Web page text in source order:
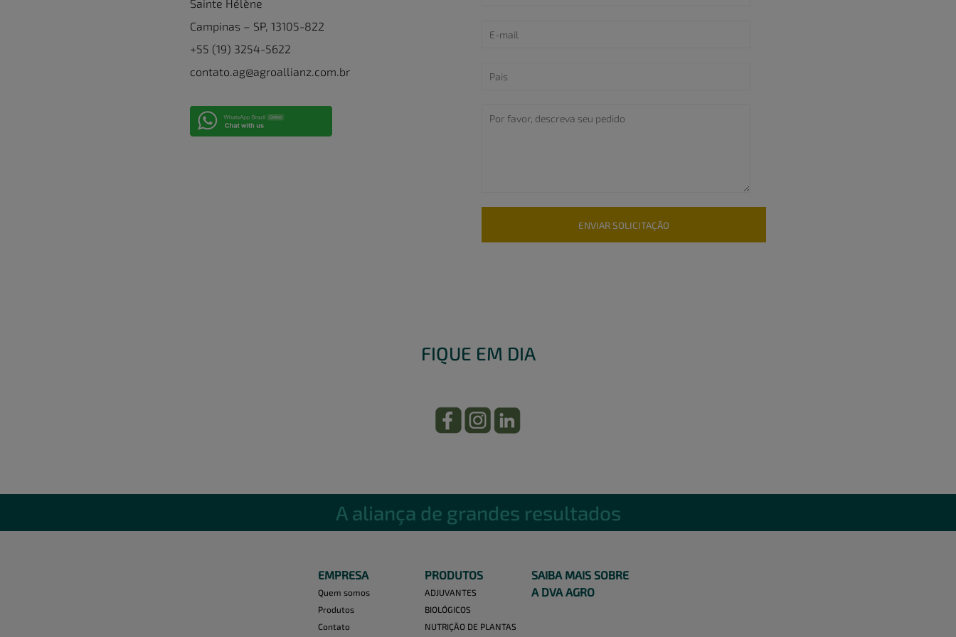
Sainte Hélène
Campinas – SP, 13105-822
+55 (19) 3254-5622
contato.ag@agroallianz.com.br
FIQUE EM DIA
A aliança de grandes resultados
EMPRESA
Quem somos
Produtos
Contato
PRODUTOS
ADJUVANTES
BIOLÓGICOS
NUTRIÇÃO DE PLANTAS
SAIBA MAIS SOBRE
A DVA AGRO